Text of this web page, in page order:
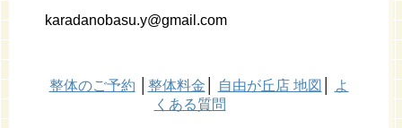
karadanobasu.y@gmail.com
整体のご予約 整体料金 自由が丘店 地図
よ
くある質問